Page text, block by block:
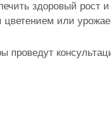
здоровый рост
цветением или
проведут